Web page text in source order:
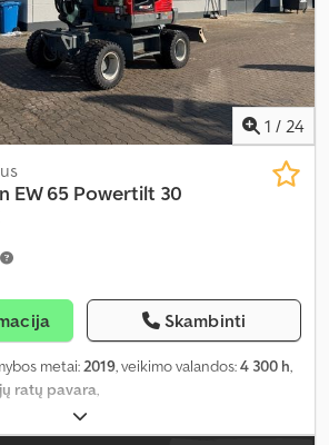
1 / 24
EW 65 Powertilt 30
Skambinti
metai:2019, veikimo valandos:4 300 h,
ratų pavara,